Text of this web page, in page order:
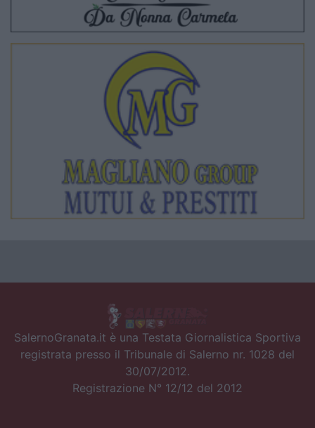
SalernoGranata.it è una Testata Giornalistica Sportiva
registrata presso il Tribunale di Salerno nr. 1028 del
30/07/2012.
Registrazione N° 12/12 del 2012